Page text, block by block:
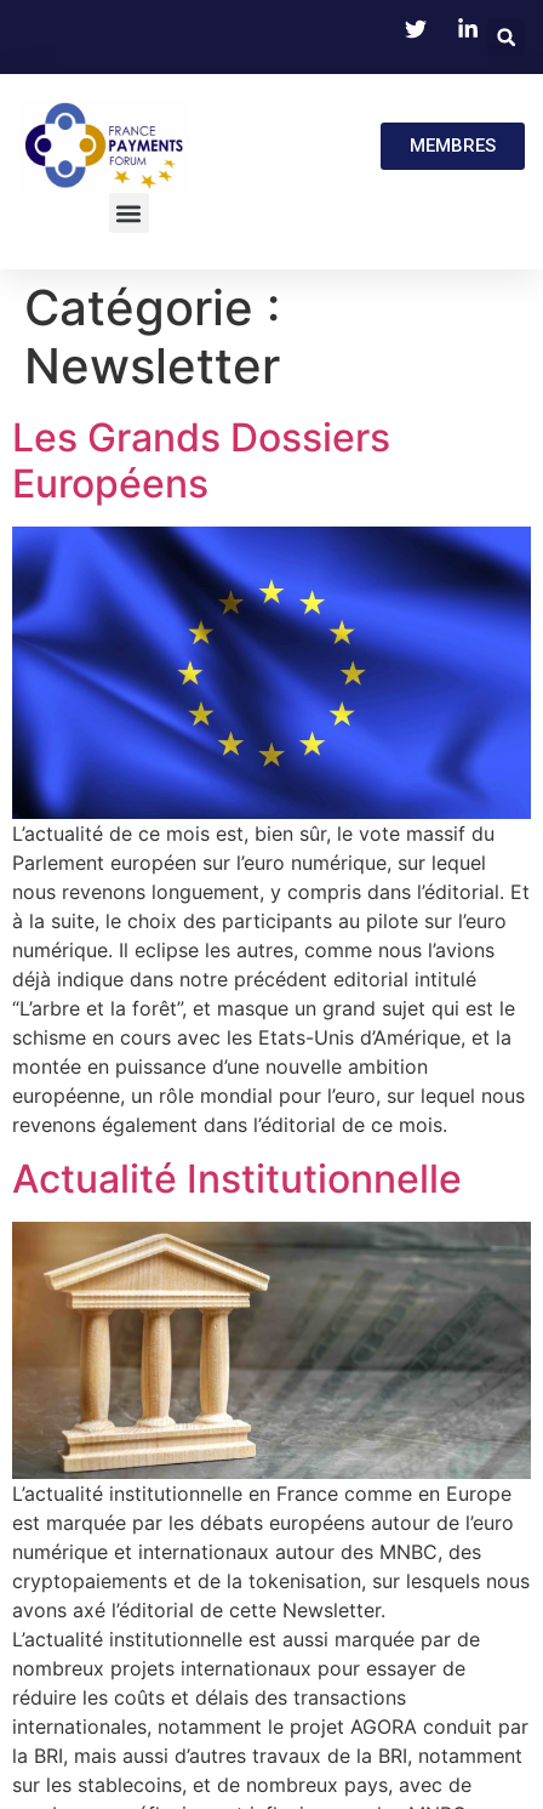
MEMBRES
Catégorie :
Newsletter
Les Grands Dossiers
Européens
L’actualité de ce mois est, bien sûr, le vote massif du
Parlement européen sur l’euro numérique, sur lequel
nous revenons longuement, y compris dans l’éditorial. Et
à la suite, le choix des participants au pilote sur l’euro
numérique. Il eclipse les autres, comme nous l’avions
déjà indique dans notre précédent editorial intitulé
“L’arbre et la forêt”, et masque un grand sujet qui est le
schisme en cours avec les Etats-Unis d’Amérique, et la
montée en puissance d’une nouvelle ambition
européenne, un rôle mondial pour l’euro, sur lequel nous
revenons également dans l’éditorial de ce mois.
Actualité Institutionnelle
L’actualité institutionnelle en France comme en Europe
est marquée par les débats européens autour de l’euro
numérique et internationaux autour des MNBC, des
cryptopaiements et de la tokenisation, sur lesquels nous
avons axé l’éditorial de cette Newsletter.
L’actualité institutionnelle est aussi marquée par de
nombreux projets internationaux pour essayer de
réduire les coûts et délais des transactions
internationales, notamment le projet AGORA conduit par
la BRI, mais aussi d’autres travaux de la BRI, notamment
sur les stablecoins, et de nombreux pays, avec de